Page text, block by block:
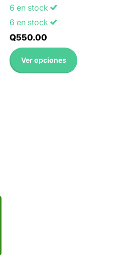
6 en stock
6 en stock
Q550.00
Ver opciones